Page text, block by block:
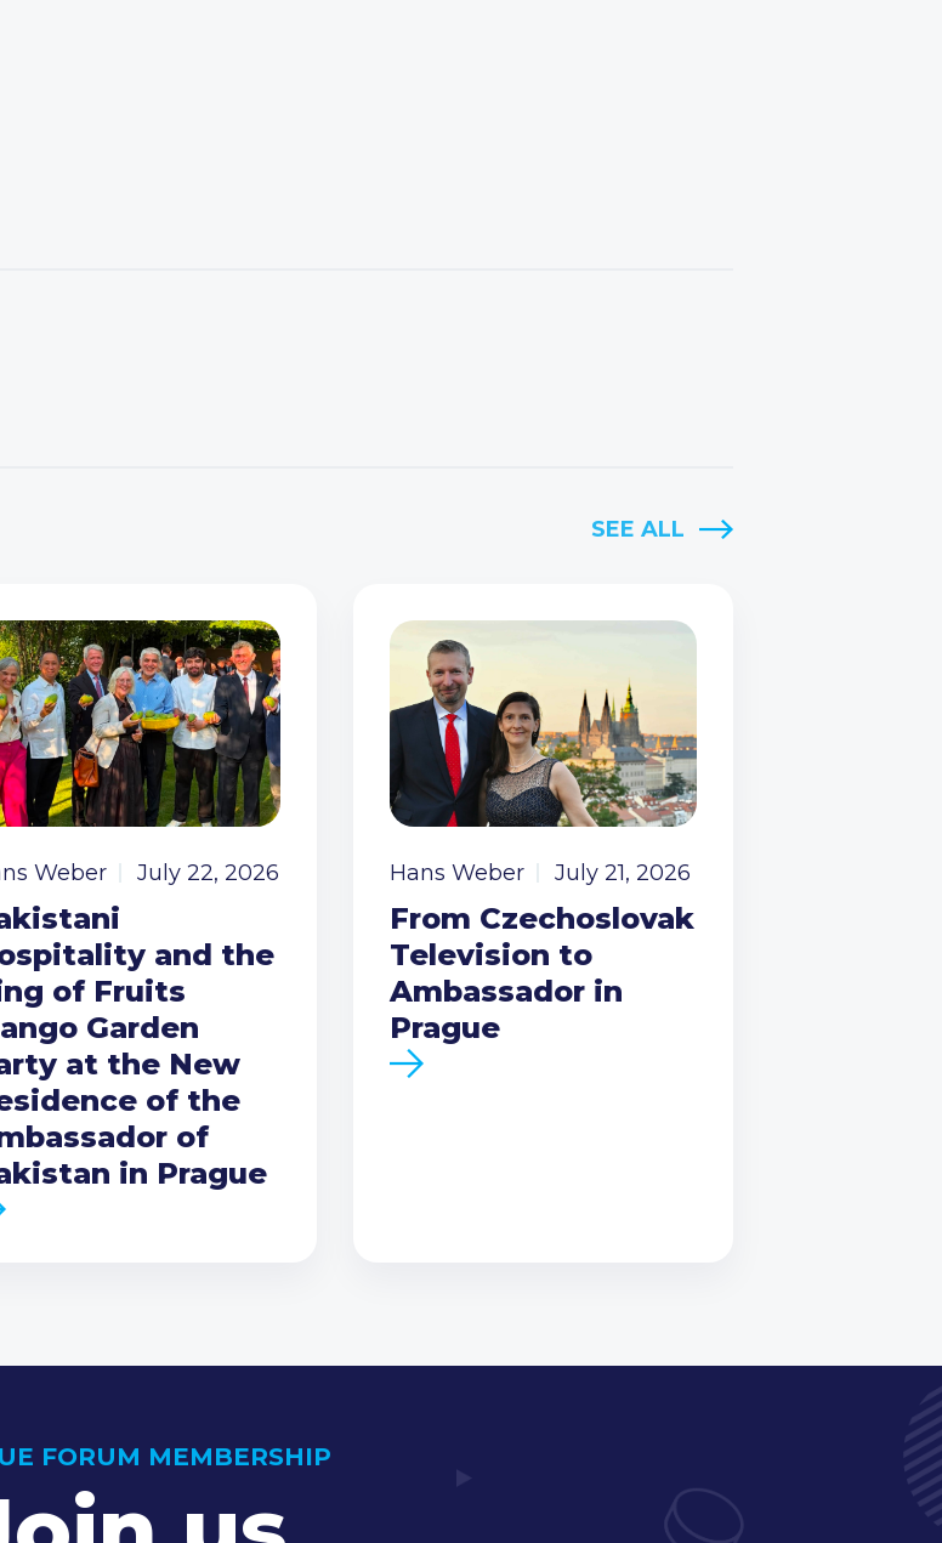
SEE ALL
Weber July 22, 2026
and the
of Fruits
Garden
at the New
of the
of
in Prague
Hans Weber July 21, 2026
From Czechoslovak
Television to
Ambassador in
Prague
FORUM MEMBERSHIP